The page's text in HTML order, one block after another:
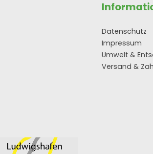
Datenschutz
Impressum
Umwelt &
Versand &